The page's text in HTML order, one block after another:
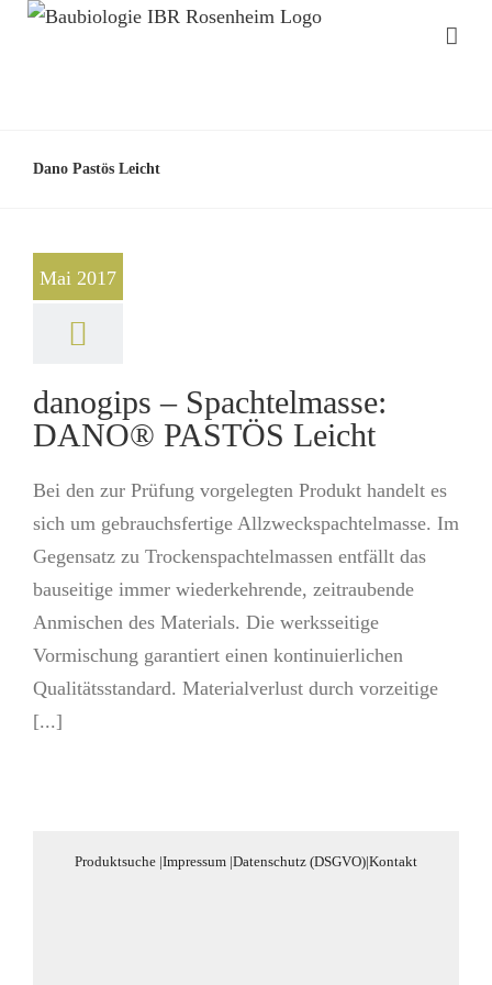
Dano Pastös Leicht
Mai 2017
danogips – Spachtelmasse:
DANO® PASTÖS Leicht
Bei den zur Prüfung vorgelegten Produkt handelt es
sich um gebrauchsfertige Allzweckspachtelmasse. Im
Gegensatz zu Trockenspachtelmassen entfällt das
bauseitige immer wiederkehrende, zeitraubende
Anmischen des Materials. Die werksseitige
Vormischung garantiert einen kontinuierlichen
Qualitätsstandard. Materialverlust durch vorzeitige
[...]
Produktsuche |Impressum |Datenschutz (DSGVO)|Kontakt